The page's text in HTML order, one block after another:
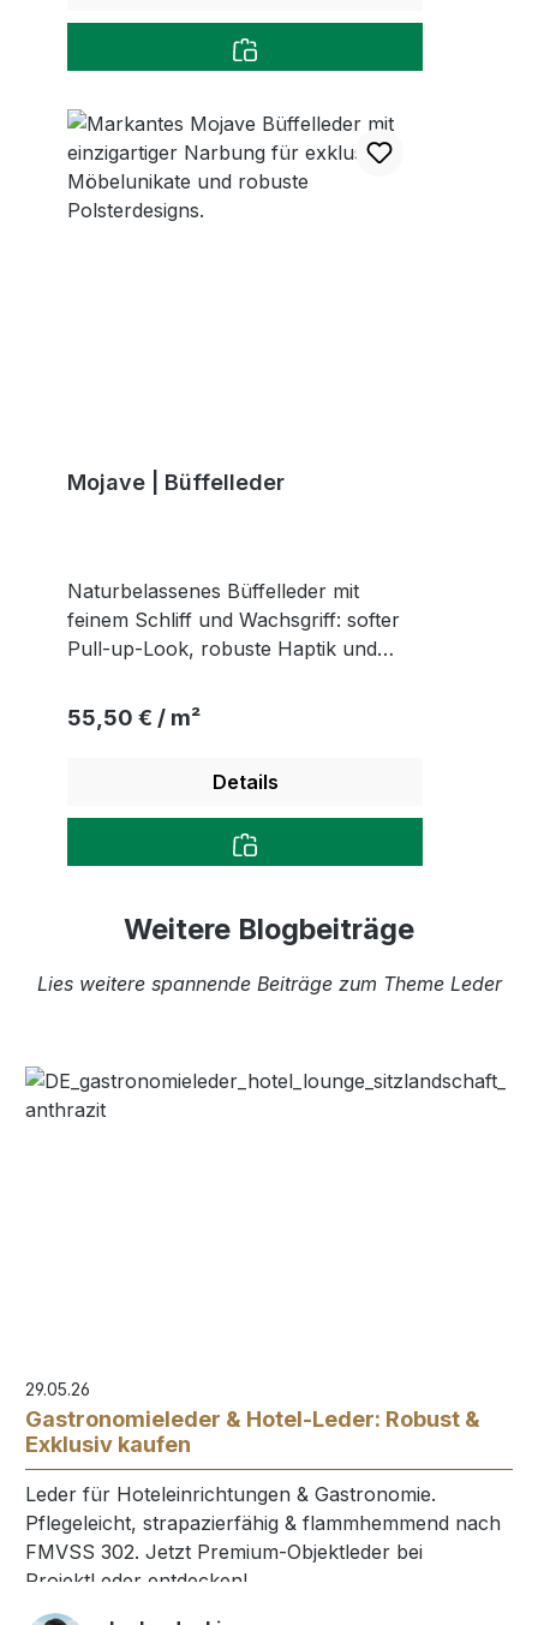
Mojave | Büffelleder
Naturbelassenes Büffelleder mit
feinem Schliff und Wachsgriff: softer
Pull-up-Look, robuste Haptik und
Regulärer Preis:
55,50 € / m²
Details
Weitere Blogbeiträge
Lies weitere spannende Beiträge zum Theme Leder
29.05.26
Gastronomieleder & Hotel-Leder: Robust &
Exklusiv kaufen
Leder für Hoteleinrichtungen & Gastronomie.
Pflegeleicht, strapazierfähig & flammhemmend nach
FMVSS 302. Jetzt Premium-Objektleder bei
ProjektLeder entdecken!